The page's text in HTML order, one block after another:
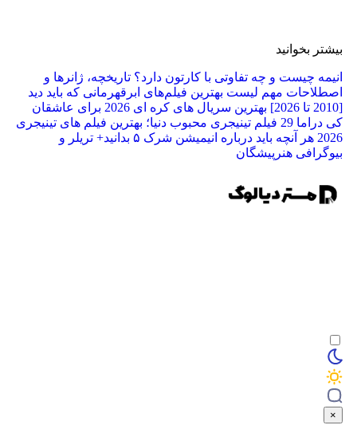
بخوانید
چیست و چه تفاوتی با کارتون دارد؟ تاریخچه، ژانرها و
مهم لیست بهترین فیلم‌های ابرقهرمانی که باید دید
بهترین سریال های کره ای 2026 برای عاشقان
29 فیلم تینیجری محبوب دنیا؛ بهترین فیلم‌ های تینیجری
هر آنچه باید درباره انیمیشن شرک ۵ بدانید+ تریلر و
هنرپیشگان